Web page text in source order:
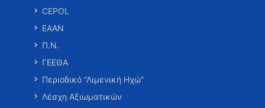
CEPOL
ΕΑΑΝ
Π.Ν.
ΓΕΕΘΑ
Περιοδικό “Λιμενική Ηχώ”
Λέσχη Αξιωματικών